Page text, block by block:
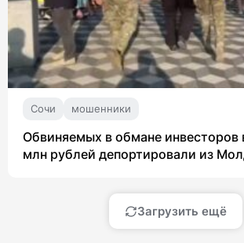
Сочи мошенники
Обвиняемых в обмане инвесторов
млн рублей депортировали из
Загрузить ещё